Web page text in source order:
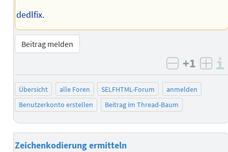
dedlfix.
Beitrag melden
negativ
+1
Übersicht alle Foren SELFHTML-Forum
anmelden
Benutzerkonto erstellen
Beitrag im Thread-Baum
Zeichenkodierung ermitteln